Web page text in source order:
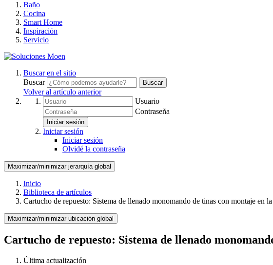
Baño
Cocina
Smart Home
Inspiración
Servicio
Buscar en el sitio
Buscar
Buscar
Volver al artículo anterior
Usuario
Contraseña
Iniciar sesión
Iniciar sesión
Iniciar sesión
Olvidé la contraseña
Maximizar/minimizar jerarquía global
Inicio
Biblioteca de artículos
Cartucho de repuesto: Sistema de llenado monomando de tinas con montaje en
Maximizar/minimizar ubicación global
Cartucho de repuesto: Sistema de llenado
Última actualización